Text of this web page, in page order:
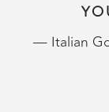
— Italian